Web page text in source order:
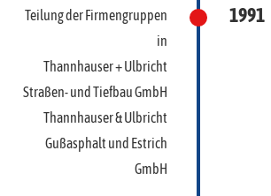
1991
Teilung der Firmengruppen
in
Thannhauser + Ulbricht
Straßen- und Tiefbau GmbH
Thannhauser & Ulbricht
Gußasphalt und Estrich
GmbH